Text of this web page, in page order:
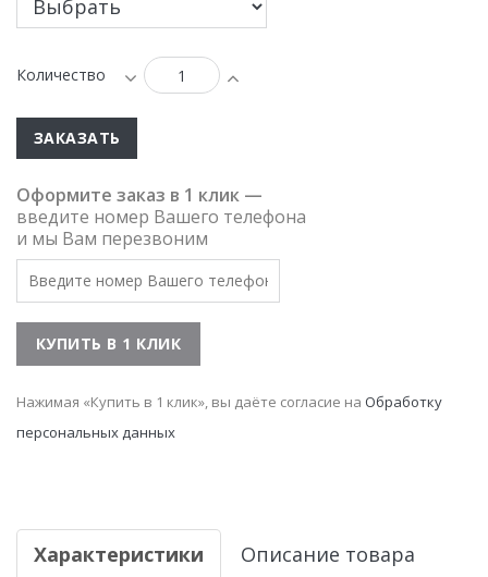
Количество
ЗАКАЗАТЬ
Оформите заказ в 1 клик —
введите номер Вашего телефона
и мы Вам перезвоним
Нажимая «Купить в 1 клик», вы даёте согласие на Обработку
персональных данных
Характеристики Описание товара